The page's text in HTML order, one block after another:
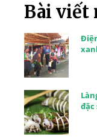
Bài viết
đặc